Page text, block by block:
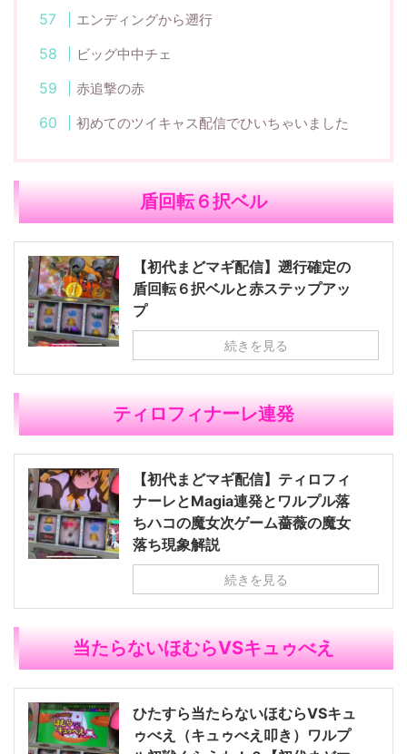
エンディングから遡行
ビッグ中中チェ
赤追撃の赤
初めてのツイキャス配信でひいちゃいました
盾回転６択ベル
【初代まどマギ配信】遡行確定の
盾回転６択ベルと赤ステップアッ
プ
続きを見る
ティロフィナーレ連発
【初代まどマギ配信】ティロフィ
ナーレとMagia連発とワルプル落
ちハコの魔女次ゲーム薔薇の魔女
落ち現象解説
続きを見る
当たらないほむらVSキュゥべえ
ひたすら当たらないほむらVSキュ
ゥべえ（キュゥべえ叩き）ワルプ